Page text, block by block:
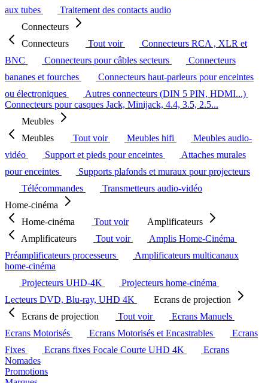
aux tubes
Traitement des contacts audio
Connecteurs
Connecteurs
Tout voir
Connecteurs RCA , XLR et
BNC
Connecteurs pour câbles secteurs
Connecteurs
bananes et fourches
Connecteurs haut-parleurs pour enceintes
ou électroniques
Autres connecteurs (DIN 5 PIN, HDMI...)
Connecteurs pour casques Jack, Minijack, 4.4, 3.5, 2.5...
Meubles
Meubles
Tout voir Meubles hifi
Meubles audio-
vidéo
Support et pieds pour enceintes
Attaches murales
pour enceintes
Supports plafonds et muraux pour projecteurs
Télécommandes
Transmetteurs audio-vidéo
Home-cinéma
Home-cinéma
Tout voir
Amplificateurs
Amplificateurs
Tout voir
Amplis Home-Cinéma
Préamplificateurs processeurs
Amplificateurs multicanaux
home-cinéma
Projecteurs UHD-4K
Projecteurs home-cinéma
Lecteurs DVD, Blu-ray, UHD 4K
Ecrans de projection
Ecrans de projection
Tout voir
Ecrans Manuels
Ecrans Motorisés
Ecrans Motorisés et Encastrables
Ecrans
Fixes
Ecrans fixes Focale Courte UHD 4K
Ecrans
Nomades
Promotions